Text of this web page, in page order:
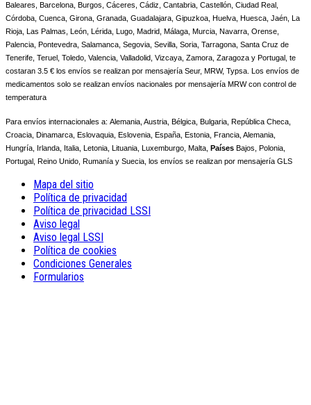
Baleares, Barcelona, Burgos, Cáceres, Cádiz, Cantabria, Castellón, Ciudad Real,
Córdoba, Cuenca, Girona, Granada, Guadalajara, Gipuzkoa, Huelva, Huesca, Jaén, La
Rioja, Las Palmas, León, Lérida, Lugo, Madrid, Málaga, Murcia, Navarra, Orense,
Palencia, Pontevedra, Salamanca, Segovia, Sevilla, Soria, Tarragona, Santa Cruz de
Tenerife, Teruel, Toledo, Valencia, Valladolid, Vizcaya, Zamora, Zaragoza y Portugal, te
costaran 3.5 € los envíos se realizan por mensajería Seur, MRW, Typsa. Los envíos de
medicamentos solo se realizan envíos nacionales por mensajería MRW con control de
temperatura
Para envíos internacionales a: Alemania, Austria, Bélgica, Bulgaria, República Checa,
Croacia, Dinamarca, Eslovaquia, Eslovenia, España, Estonia, Francia, Alemania,
Hungría, Irlanda, Italia, Letonia, Lituania, Luxemburgo, Malta,
Países Bajos, Polonia,
Portugal, Reino Unido, Rumanía y Suecia, los envíos se realizan por mensajería GLS
Mapa del sitio
Política de privacidad
Política de privacidad LSSI
Aviso legal
Aviso legal LSSI
Política de cookies
Condiciones Generales
Formularios